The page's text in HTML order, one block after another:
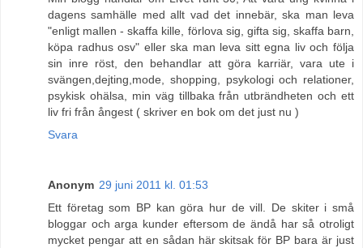
dagens samhälle med allt vad det innebär, ska man leva
"enligt mallen - skaffa kille, förlova sig, gifta sig, skaffa barn,
köpa radhus osv" eller ska man leva sitt egna liv och följa
sin inre röst, den behandlar att göra karriär, vara ute i
svängen,dejting,mode, shopping, psykologi och relationer,
psykisk ohälsa, min väg tillbaka från utbrändheten och ett
liv fri från ångest ( skriver en bok om det just nu )
Svara
Anonym 29 juni 2011 kl. 01:53
Ett företag som BP kan göra hur de vill. De skiter i små
bloggar och arga kunder eftersom de ändå har så otroligt
mycket pengar att en sådan här skitsak för BP bara är just